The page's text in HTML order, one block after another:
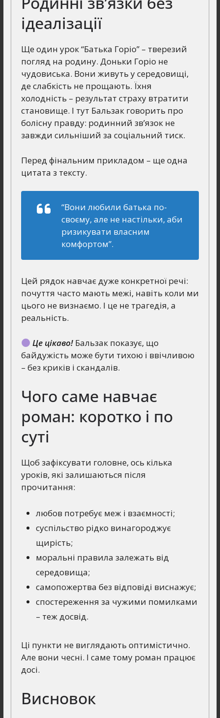
ідеалізації
Ще один урок “Батька Горіо” – тверезий
погляд на родину. Доньки Горіо не
чудовиська. Вони живуть у середовищі,
де слабкість не прощають. Їхня
холодність – результат страху втратити
становище. І тут Бальзак говорить про
болісну правду: родинний зв’язок не
завжди сильніший за соціальний тиск.
Перед фінальним прикладом – ще одна
цитата з тексту.
“Вони любили батька по-
своєму, але не настільки, аби
ризикувати власним
комфортом”.
Цей рядок навчає дуже конкретної речі:
почуття часто мають межі, навіть коли ми
цього не визнаємо. І це не трагедія, а
реальність.
Це цікаво! Бальзак показує, що
байдужість може бути тихою і ввічливою
– без криків і скандалів.
Чого саме навчає
роман: коротко і по
суті
Щоб зафіксувати головне, ось кілька
уроків, які залишаються після
прочитання:
любов потребує меж і взаємності;
суспільство рідко винагороджує
щирість;
моральні правила залежать від
середовища;
самопожертва без відповіді виснажує;
спостереження за чужими помилками
– теж досвід.
Ці пункти не виглядають оптимістично.
Але вони чесні. І саме тому роман працює
досі.
Висновок